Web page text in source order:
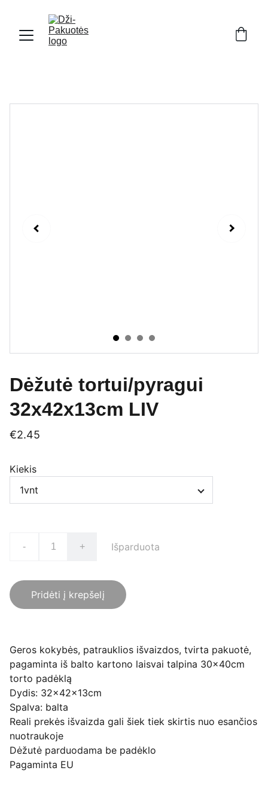
Dėžutė tortui/pyragui
32x42x13cm LIV
€2.45
Kiekis
- + Išparduota
Pridėti į krepšelį
Geros kokybės, patrauklios išvaizdos, tvirta pakuotė,
pagaminta iš balto kartono laisvai talpina 30x40cm
torto padėklą
Dydis: 32x42x13cm
Spalva: balta
Reali prekės išvaizda gali šiek tiek skirtis nuo esančios
nuotraukoje
Dėžutė parduodama be padėklo
Pagaminta EU